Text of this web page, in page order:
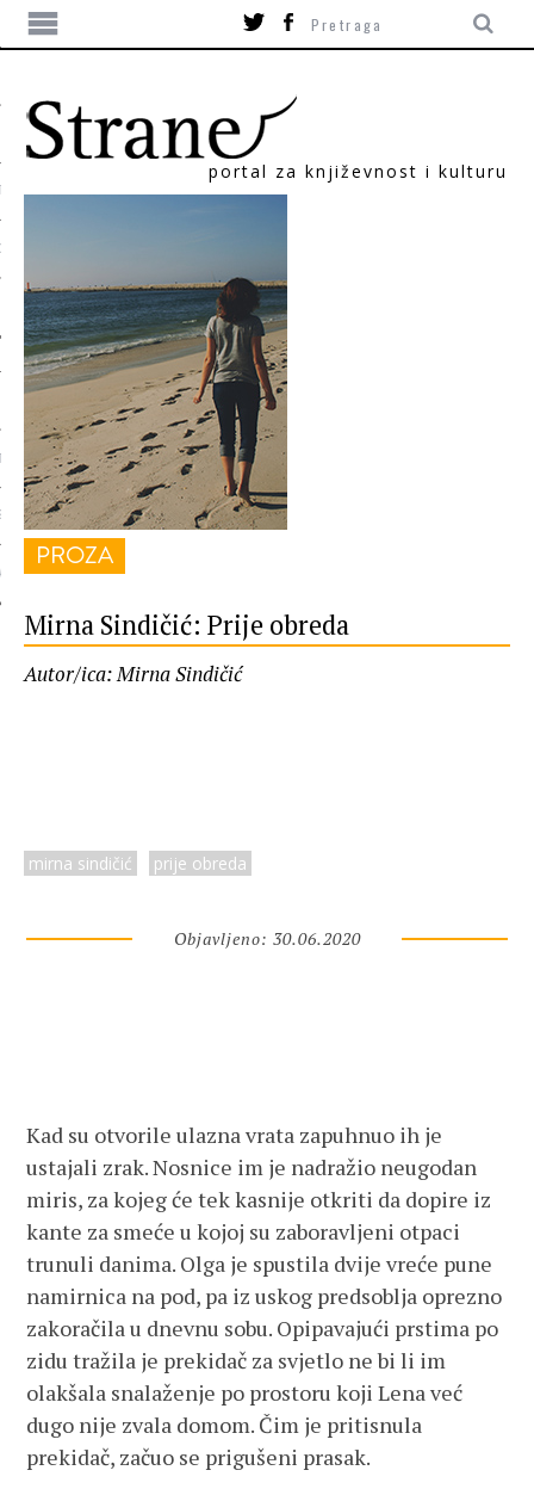
portal za književnost i kulturu
PROZA
Mirna Sindičić: Prije obreda
Autor/ica: Mirna Sindičić
mirna sindičić prije obreda
Objavljeno: 30.06.2020
Kad su otvorile ulazna vrata zapuhnuo ih je
ustajali zrak. Nosnice im je nadražio neugodan
miris, za kojeg će tek kasnije otkriti da dopire iz
kante za smeće u kojoj su zaboravljeni otpaci
trunuli danima. Olga je spustila dvije vreće pune
namirnica na pod, pa iz uskog predsoblja oprezno
zakoračila u dnevnu sobu. Opipavajući prstima po
zidu tražila je prekidač za svjetlo ne bi li im
olakšala snalaženje po prostoru koji Lena već
dugo nije zvala domom. Čim je pritisnula
prekidač, začuo se prigušeni prasak.